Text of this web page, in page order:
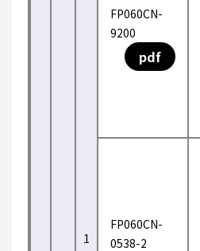
1
FP060CN-
9200
pdf
FP060CN-
0538-2